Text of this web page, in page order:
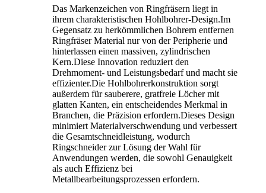
Das Markenzeichen von Ringfräsern liegt in
ihrem charakteristischen Hohlbohrer-Design.Im
Gegensatz zu herkömmlichen Bohrern entfernen
Ringfräser Material nur von der Peripherie und
hinterlassen einen massiven, zylindrischen
Kern.Diese Innovation reduziert den
Drehmoment- und Leistungsbedarf und macht sie
effizienter.Die Hohlbohrerkonstruktion sorgt
außerdem für sauberere, gratfreie Löcher mit
glatten Kanten, ein entscheidendes Merkmal in
Branchen, die Präzision erfordern.Dieses Design
minimiert Materialverschwendung und verbessert
die Gesamtschneidleistung, wodurch
Ringschneider zur Lösung der Wahl für
Anwendungen werden, die sowohl Genauigkeit
als auch Effizienz bei
Metallbearbeitungsprozessen erfordern.